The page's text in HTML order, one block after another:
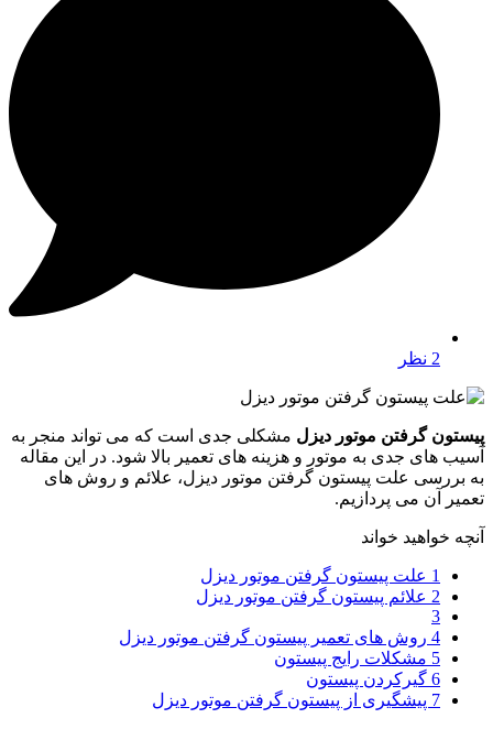
2 نظر
پیستون گرفتن موتور دیزل مشکلی جدی است که می تواند منجر به
آسیب های جدی به موتور و هزینه های تعمیر بالا شود. در این مقاله
به بررسی علت پیستون گرفتن موتور دیزل، علائم و روش های
تعمیر آن می پردازیم.
آنچه خواهید خواند
1 علت پیستون گرفتن موتور دیزل
2 علائم پیستون گرفتن موتور دیزل
3
4 روش های تعمیر پیستون گرفتن موتور دیزل
5 مشکلات رایج پیستون
6 گیرکردن پیستون
7 پیشگیری از پیستون گرفتن موتور دیزل